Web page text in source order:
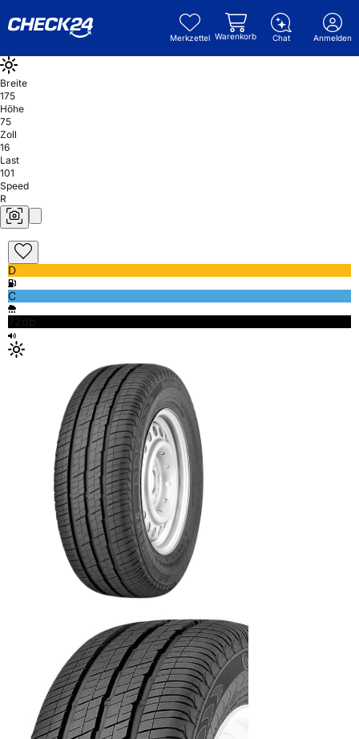
Merkzettel Warenkorb Chat Anmelden
Breite
175
Höhe
75
Zoll
16
Last
101
Speed
R
D
C
72db